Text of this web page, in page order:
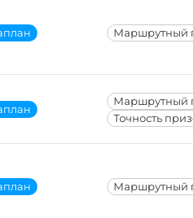
Маршрутный
Маршрутный
Точность
Маршрутный